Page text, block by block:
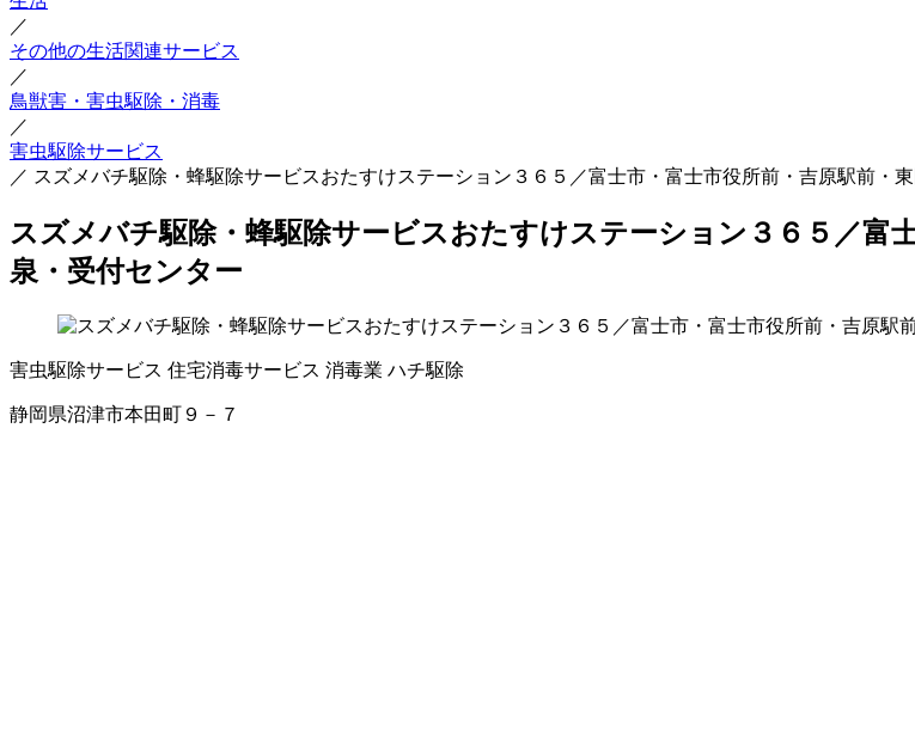
／
その他の生活関連サービス
／
鳥獣害・害虫駆除・消毒
／
害虫駆除サービス
／ スズメバチ駆除・蜂駆除サービスおたすけステーション３６５／富士市・富士市役所前・吉原駅前・
スズメバチ駆除・蜂駆除サービスおたすけステーション３６５／富
泉・受付センター
害虫駆除サービス 住宅消毒サービス 消毒業 ハチ駆除
静岡県沼津市本田町９－７